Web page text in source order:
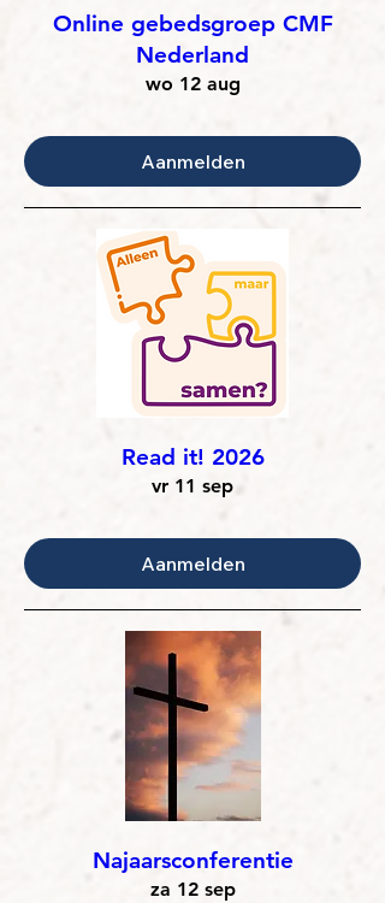
Online gebedsgroep CMF
Nederland
wo 12 aug
Aanmelden
Read it! 2026
vr 11 sep
Aanmelden
Najaarsconferentie
za 12 sep